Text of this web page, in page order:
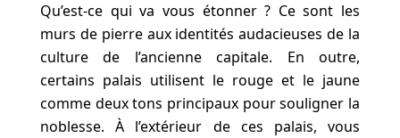
Qu’est-ce qui va vous étonner ? Ce sont les
murs de pierre aux identités audacieuses de la
culture de l’ancienne capitale. En outre,
certains palais utilisent le rouge et le jaune
comme deux tons principaux pour souligner la
noblesse. À l’extérieur de ces palais, vous